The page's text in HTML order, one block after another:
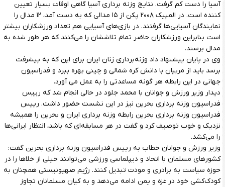
آسیا را دست کم گرفت. نتایج وزنه برداری آسیا گاهی اوقات بسیار تعیین
کننده است. در المپیک ۲۰۰۸ پکن از ۱۵ مدالی که به دست آمد، ۱۲ مدال را
نمایندگان آسیایی‌ها گرفتند. در بازی‌های آسیایی هم تعداد ورزشکاران بیشتر
است بنابراین ورزشکاران حاضر تمام تلاششان را می‌کنند که هر طور شده به
مدال برسند.
وی در پایان پیشنهاد داد وزنه‌برداری زنان ایران برای این که به پیشرفت
برسد باید از مربیان با دانش کره شمالی و چینی بهره ببرد و فدراسیون
جهانی در این رابطه هر گونه مساعدتی را به عمل می آورد.
دیدار وزیر ورزش و جوانان با محمد جلود در حالی انجام شد که رییس
فدراسیون وزنه برداری بحرین نیز در این نشست حضور داشت. رییس
فدراسیون وزنه برداری بحرین رابطه وزنه برداری ایران و بحرین را همیشه
نزدیک و خوب توصیف کرد و گفت در هر مسابقه‌ای که باشد، انتظار ایرانی‌ها
را می‌کشد.
وزیر ورزش و جوانان خطاب به رییس فدراسیون وزنه برداری بحرین گفت:
کشورهای مسلمان با اتحاد و دیپلماسی ورزشی می‌توانند خیلی از خلاها را در
حوزه سیاست به برادری و مودت تبدیل کنند. رژیم صهیونیستی همچنان به
کودک‌کشی خود در غزه و یمن ادامه می‌دهد و به کیان مسلمانان تجاوز